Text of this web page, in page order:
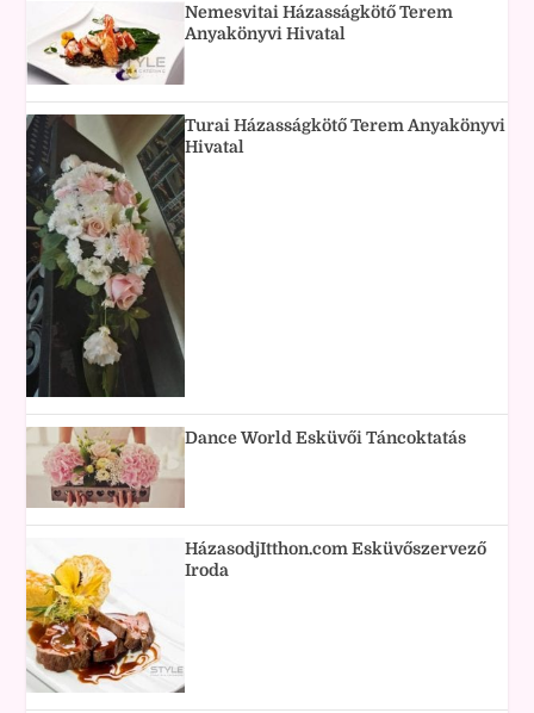
Nemesvitai Házasságkötő Terem
Anyakönyvi Hivatal
Turai Házasságkötő Terem Anyakönyvi
Hivatal
Dance World Esküvői Táncoktatás
HázasodjItthon.com Esküvőszervező
Iroda